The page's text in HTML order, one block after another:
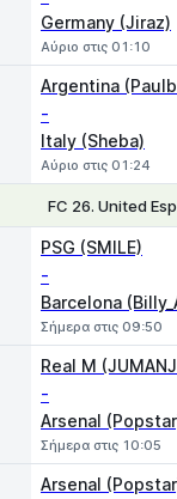
Germany (Jiraz)
Αύριο στις 01:10
Argentina
-
Italy (Sheba)
Αύριο στις 01:24
FC 26. United
PSG (SMILE)
-
Barcelona
Σήμερα στις 09:50
Real M
-
Arsenal
Σήμερα στις 10:05
Arsenal